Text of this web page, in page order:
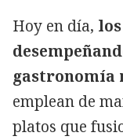
Hoy en día,
gastronomía
emplean de
platos que